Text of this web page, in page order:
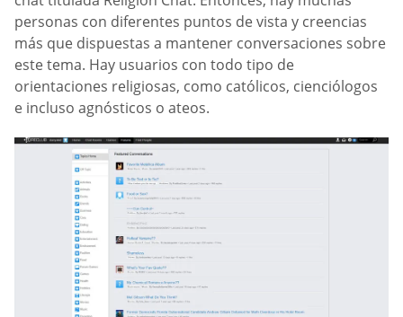
personas con diferentes puntos de vista y creencias
más que dispuestas a mantener conversaciones sobre
este tema. Hay usuarios con todo tipo de
orientaciones religiosas, como católicos, cienciólogos
e incluso agnósticos o ateos.